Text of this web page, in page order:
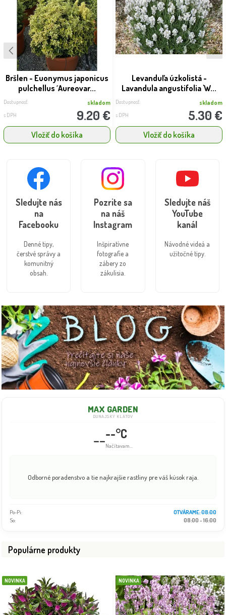
MAX GARDEN
DUNAJSKÝ KLÁTOV
----°C
Načítavam...
Odborné poradenstvo a tie najkrajšie rastliny pre váš kúsok raja.
Po-Pi:
OTVÁRAME: 08:00
So:
08:00 - 16:00
Populárne produkty
NOVINKA NOVINKA
Bršlen - Euonymus japonicus
pulchellus ´Aureovar...
Dostupnosť: skladom
s DPH 9.20 €
Vložiť do košíka
Levanduľa úzkolistá -
Lavandula angustifolia 'W...
Dostupnosť: skladom
s DPH 5.30 €
Vložiť do košíka
Sledujte nás
na
Facebooku
Denné tipy,
čerstvé správy a
komunitný
obsah.
Pozrite sa
na náš
Instagram
Inšpiratívne
fotografie a
zábery zo
zákulisia.
Sledujte náš
YouTube
kanál
Návodné videá a
užitočné tipy.